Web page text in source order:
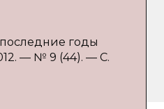
годы
— № 9 (44). — С.